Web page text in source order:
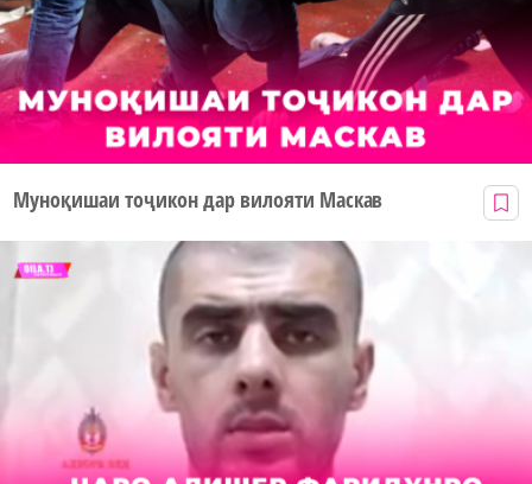
Муноқишаи тоҷикон дар вилояти Маскав